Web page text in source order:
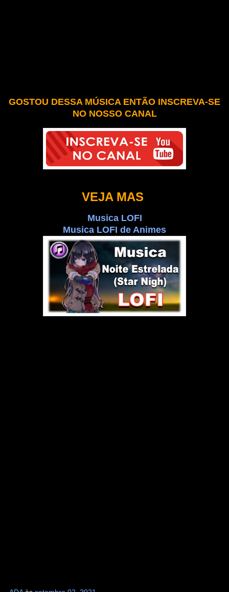
GOSTOU DESSA MÚSICA ENTÃO INSCREVA-SE
NO NOSSO CANAL
VEJA MAS
Musica LOFI
Musica LOFI de Animes